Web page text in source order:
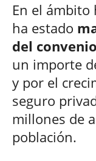
En el ámbito
ha estado
del
un importe
y por el
seguro
millones de
población.